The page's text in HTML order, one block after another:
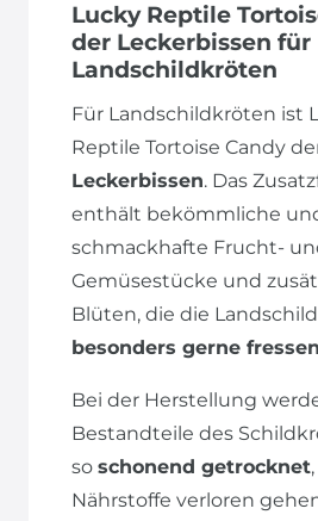
Lucky Reptile
der Leckerbissen für
Landschildkröten
Für Landschildkröten ist
Reptile Tortoise Candy
Leckerbissen. Das
enthält bekömmliche
schmackhafte Frucht-
Gemüsestücke und
Blüten, die die
besonders gerne fressen
Bei der Herstellung
Bestandteile des
so schonend getrocknet
Nährstoffe verloren